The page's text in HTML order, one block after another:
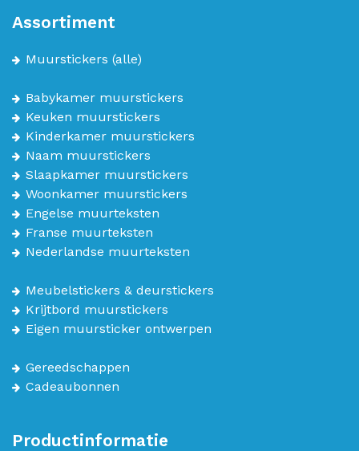
Assortiment
Muurstickers (alle)
Babykamer muurstickers
Keuken muurstickers
Kinderkamer muurstickers
Naam muurstickers
Slaapkamer muurstickers
Woonkamer muurstickers
Engelse muurteksten
Franse muurteksten
Nederlandse muurteksten
Meubelstickers & deurstickers
Krijtbord muurstickers
Eigen muursticker ontwerpen
Gereedschappen
Cadeaubonnen
Productinformatie